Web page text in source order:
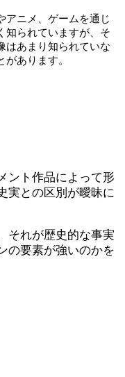
アニメ、ゲームを通じ
知られていますが、そ
はあまり知られていな
があります。
ント作品によって形
実との区別が曖昧に
それが歴史的な事実
の要素が強いのかを